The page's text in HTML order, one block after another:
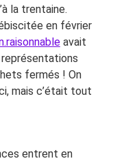
la trentaine.
en février
avait
fermés ! On
mais c’était tout
entrent en